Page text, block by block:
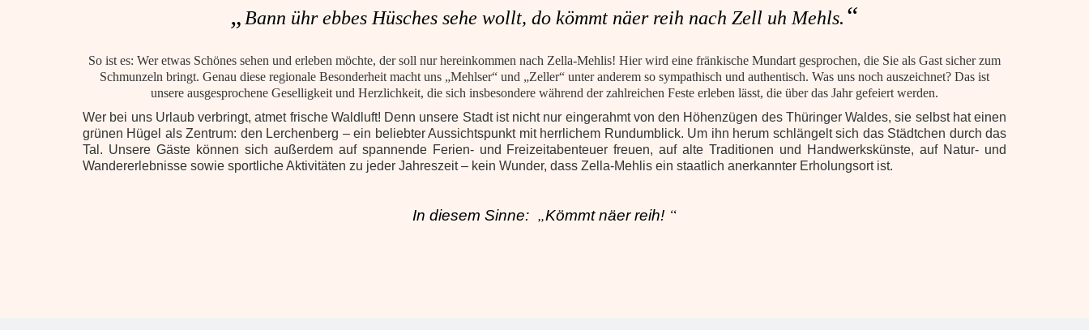
„ Bann ühr ebbes Hüsches sehe wollt, do kömmt näer reih nach Zell uh Mehls. “
So ist es: Wer etwas Schönes sehen und erleben möchte, der soll nur hereinkommen nach Zella‐Mehlis! Hier wird eine fränkische Mundart gesprochen, die Sie als Gast sicher zum
Schmunzeln bringt. Genau diese regionale Besonderheit macht uns „Mehlser“ und „Zeller“ unter anderem so sympathisch und authentisch. Was uns noch auszeichnet? Das ist
unsere ausgesprochene Geselligkeit und Herzlichkeit, die sich insbesondere während der zahlreichen Feste erleben lässt, die über das Jahr gefeiert werden.
Wer bei uns Urlaub verbringt, atmet frische Waldluft! Denn unsere Stadt ist nicht nur eingerahmt von den Höhenzügen des Thüringer Waldes, sie selbst hat einen
grünen Hügel als Zentrum: den Lerchenberg – ein beliebter Aussichtspunkt mit herrlichem Rundumblick. Um ihn herum schlängelt sich das Städtchen durch das
Tal. Unsere Gäste können sich außerdem auf spannende Ferien‐ und Freizeitabenteuer freuen, auf alte Traditionen und Handwerkskünste, auf Natur‐ und
Wandererlebnisse sowie sportliche Aktivitäten zu jeder Jahreszeit – kein Wunder, dass Zella‐Mehlis ein staatlich anerkannter Erholungsort ist.
In diesem Sinne: „Kömmt näer reih! “